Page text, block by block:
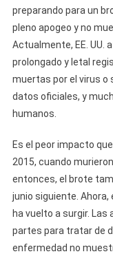
preparando para un
pleno apogeo y no
Actualmente, EE. UU.
prolongado y letal
muertas por el virus o
datos oficiales, y
humanos.
Es el peor impacto
2015, cuando
entonces, el brote
junio siguiente.
ha vuelto a surgir.
partes para tratar de
enfermedad no